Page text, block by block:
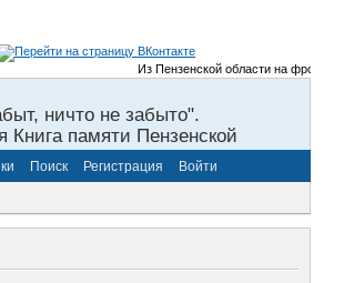
Из Пензенской области на фронты
ничто не забыто".
Книга памяти Пензенской
Поиск Регистрация Войти